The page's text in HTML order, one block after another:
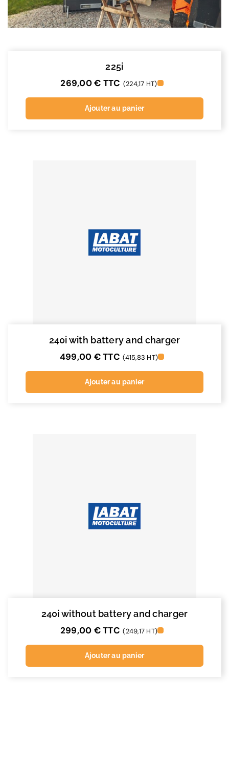
225i
269,00€ TTC (224,17 HT)
Ajouter au panier
240i with battery and charger
499,00 €TTC (415,83 HT)
Ajouter au panier
240i without battery and charger
299,00 €TTC (249,17 HT)
Ajouter au panier